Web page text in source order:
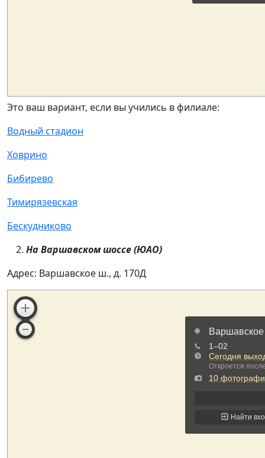
Это ваш вариант, если вы учились в филиале:
Водный стадион
Ховрино
Бибирево
Тимирязевская
Бескудниково
На Варшавском шоссе (ЮАО)
Адрес: Варшавское ш., д. 170Д